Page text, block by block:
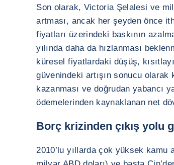
Son olarak, Victoria Şelalesi ve
artması, ancak her şeyden önce
fiyatları üzerindeki baskının
yılında daha da hızlanması
küresel fiyatlardaki düşüş,
güvenindeki artışın sonucu olarak
kazanması ve doğrudan yabancı
ödemelerinden kaynaklanan net
Borç krizinden çıkış yolu
2010’lu yıllarda çok yüksek kamu